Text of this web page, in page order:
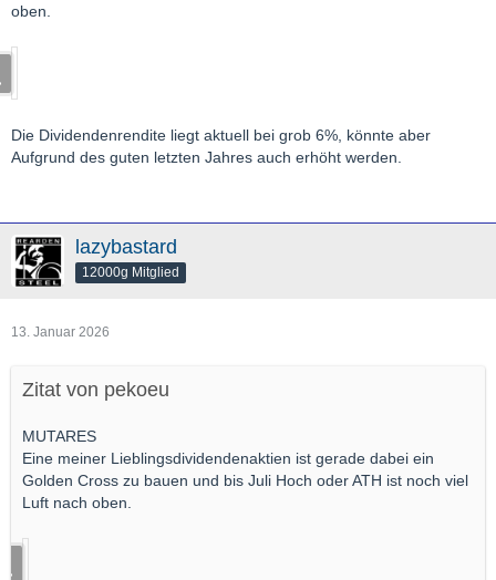
oben.
Die Dividendenrendite liegt aktuell bei grob 6%, könnte aber
Aufgrund des guten letzten Jahres auch erhöht werden.
lazybastard
12000g Mitglied
13. Januar 2026
Zitat von pekoeu
MUTARES
Eine meiner Lieblingsdividendenaktien ist gerade dabei ein
Golden Cross zu bauen und bis Juli Hoch oder ATH ist noch viel
Luft nach oben.